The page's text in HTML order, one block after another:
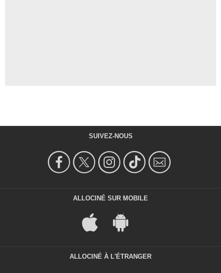
SUIVEZ-NOUS
ALLOCINÉ SUR MOBILE
ALLOCINÉ À L'ÉTRANGER